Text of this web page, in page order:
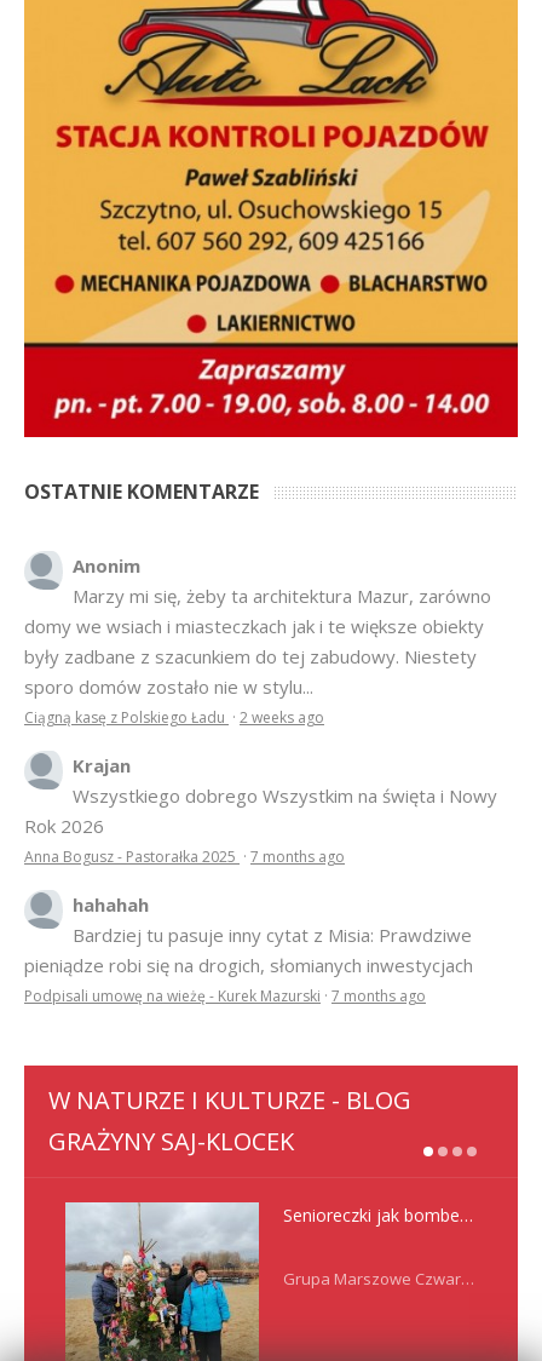
OSTATNIE KOMENTARZE
Anonim
Marzy mi się, żeby ta architektura Mazur, zarówno
domy we wsiach i miasteczkach jak i te większe obiekty
były zadbane z szacunkiem do tej zabudowy. Niestety
sporo domów zostało nie w stylu...
Ciągną kasę z Polskiego Ładu · 2 weeks ago
Krajan
Wszystkiego dobrego Wszystkim na święta i Nowy
Rok 2026
Anna Bogusz - Pastorałka 2025 · 7 months ago
hahahah
Bardziej tu pasuje inny cytat z Misia: Prawdziwe
pieniądze robi się na drogich, słomianych inwestycjach
Podpisali umowę na wieżę - Kurek Mazurski · 7 months ago
W NATURZE I KULTURZE - BLOG
GRAŻYNY SAJ-KLOCEK
Senioreczki jak bombeczki
Grupa Marszowe Czwartki nadal spaceruje ciesząc…